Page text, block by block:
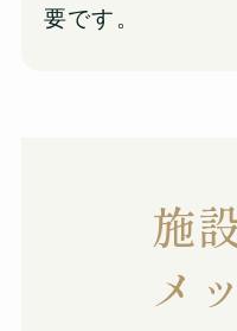
要です。
施
メ